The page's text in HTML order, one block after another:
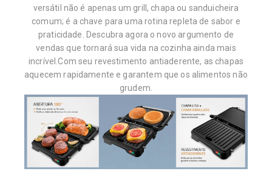
versátil não é apenas um grill, chapa ou sanduicheira
comum; é a chave para uma rotina repleta de sabor e
praticidade. Descubra agora o novo argumento de
vendas que tornará sua vida na cozinha ainda mais
incrível.Com seu revestimento antiaderente, as chapas
aquecem rapidamente e garantem que os alimentos não
grudem.